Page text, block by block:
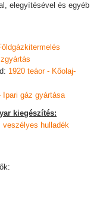
elegyítésével és egyéb
1920 teáor - Kőolaj-
Ipari gáz gyártása
kiegészítés:
veszélyes hulladék